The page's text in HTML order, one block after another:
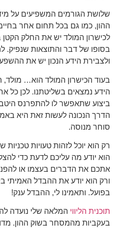
שלושת הגורמים המשפיעים על
ההון, כמו גם בכל תחום אחר
לכישרון המולד יש את החלק
בסופו של דבר והתוצאות שנפיק.
ולצבירת הידע הנכון יש את
בעוד הכישרון המולד הוא… מולד,
הידע נמצאים בשליטתנו. לכן כל
ביצוע שתאפשר לו להתפרנס
הדרך הנכונה לעשות זאת היא
סוחר מנוסה.
רק הוא יוכל לזהות טעויות
הוא יודע מה עליכם לדעת כדי
אתכם את הדברים בעצמו או
ורק הוא יודע את ההבדל האמיתי
בפועל. ותאמינו לי, ההבדל ענק!
תוכנית הליווי המלאה שלי נועדה
בעקביות מהמסחר בשוק ההון.